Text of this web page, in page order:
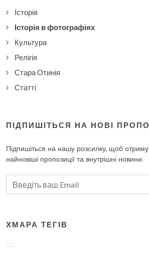
Історія
Історія в фотографіях
Культура
Релігія
Стара Отинія
Статті
ПІДПИШІТЬСЯ НА НОВІ
Підпишіться на нашу розсилку, щоб
найновіші пропозиції та внутрішні новини:
ХМАРА ТЕГІВ